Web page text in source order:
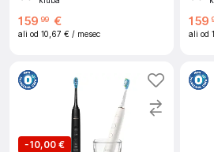
159 99 €
ali od 10,67 € / mesec
159
ali od
-10,00 €